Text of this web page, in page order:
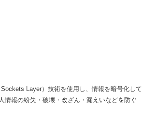
Layer）技術を使用し、情報を暗号化して
情報の紛失・破壊・改ざん・漏えいなどを防ぐ